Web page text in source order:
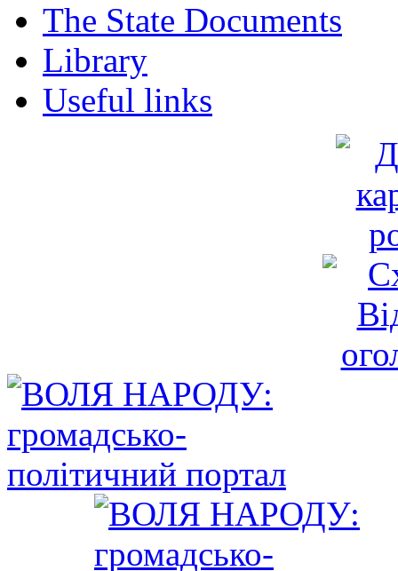
The State Documents
Library
Useful links